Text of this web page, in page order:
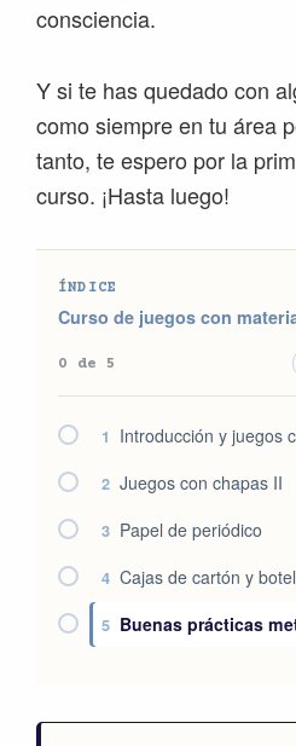
consciencia.
Y si te has quedado con
como siempre en tu área
tanto, te espero por la
curso. ¡Hasta luego!
ÍNDICE
Curso de juegos con
0 de 5
1 Introducción y juegos
2 Juegos con chapas II
3 Papel de periódico
4 Cajas de cartón y
5 Buenas prácticas